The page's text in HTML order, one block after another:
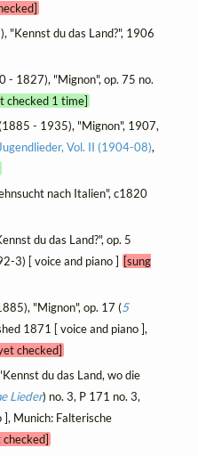
"Kennst du das Land?", 1906
- 1827), "Mignon", op. 75 no.
checked 1 time]
- 1935), "Mignon", 1907,
Jugendlieder, Vol. II (1904-08),
nach Italien", c1820
du das Land?", op. 5
3) [ voice and piano ] [sung
"Mignon", op. 17 (5
1871 [ voice and piano ],
checked]
du das Land, wo die
Lieder) no. 3, P 171 no. 3,
Munich: Falterische